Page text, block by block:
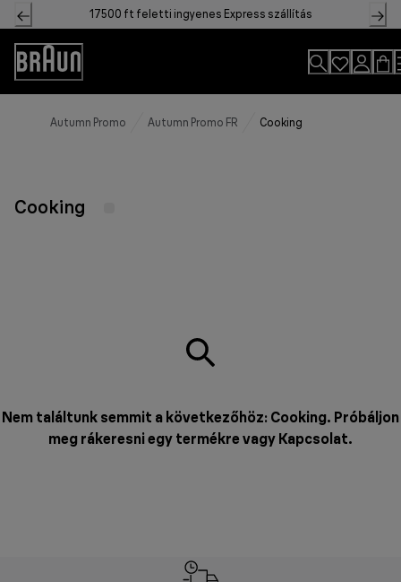
Skip
to
Content
17500 ft feletti ingyenes Express szállítás
Accessibility
Statement
Autumn Promo Autumn Promo FR Cooking
Cooking
Nem találtunk semmit a következőhöz: Cooking. Próbáljon
meg rákeresni egy termékre vagy Kapcsolat.